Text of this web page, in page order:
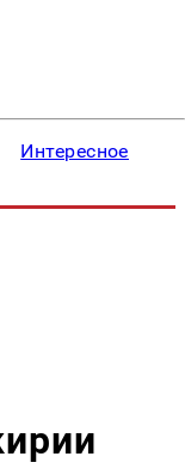
Интересное